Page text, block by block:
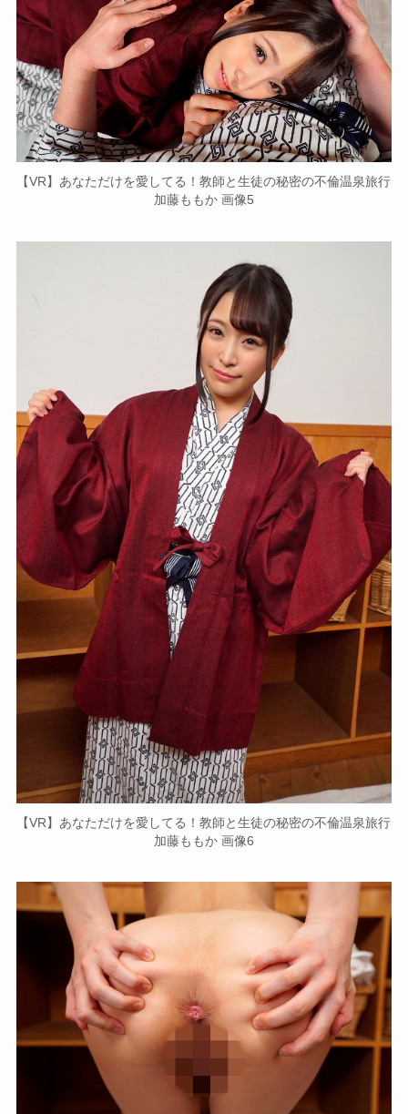
【VR】あなただけを愛してる！教師と生徒の秘密の不倫温泉旅行
加藤ももか 画像5
【VR】あなただけを愛してる！教師と生徒の秘密の不倫温泉旅行
加藤ももか 画像6